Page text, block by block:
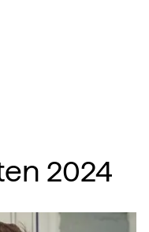
2024